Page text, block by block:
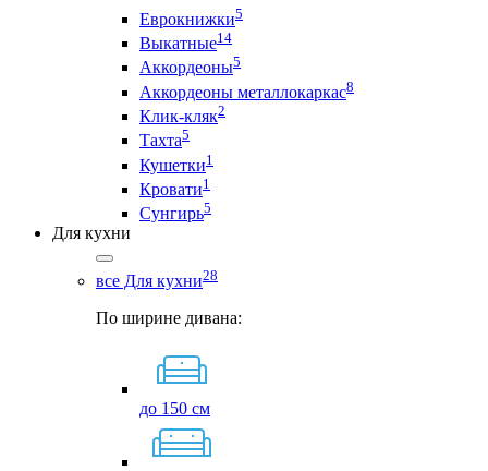
Еврокнижки5
Выкатные14
Аккордеоны5
Аккордеоны металлокаркас8
Клик-кляк2
Тахта5
Кушетки1
Кровати1
Сунгирь5
Для кухни
все Для кухни28
По ширине дивана:
до 150 см